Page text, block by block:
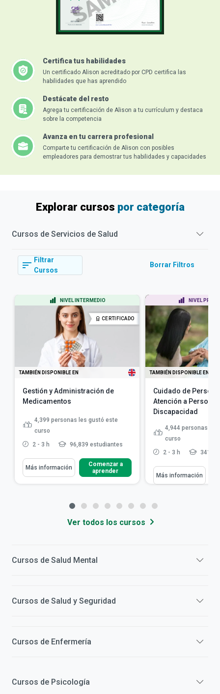
Certifica tus habilidades
Un certificado Alison acreditado por CPD certifica las
habilidades que has aprendido
Destácate del resto
Agrega tu certificación de Alison a tu currículum y destaca
sobre la competencia
Avanza en tu carrera profesional
Comparte tu certificación de Alison con posibles
empleadores para demostrar tus habilidades y capacidades
Explorar cursos por categoría
Cursos de Servicios de Salud
Filtrar
Cursos
Borrar Filtros
NIVEL INTERMEDIO
CERTIFICADO
TAMBIÉN DISPONIBLE EN
Gestión y Administración de
Medicamentos
4,399 personas les gustó este
curso
2 - 3 h
96,839 estudiantes
Más información
Comenzar a
aprender
NIVEL
TAMBIÉN DISPONIBLE EN
Cuidado de
Atención a
Discapacidad
4,944 personas les
curso
2 - 3 h
Más información
Ver todos los cursos
Cursos de Salud Mental
Cursos de Salud y Seguridad
Cursos de Enfermería
Cursos de Psicología